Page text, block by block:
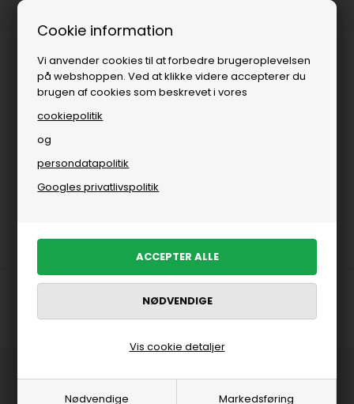
Cookie information
Vi anvender cookies til at forbedre brugeroplevelsen
på webshoppen. Ved at klikke videre accepterer du
brugen af cookies som beskrevet i vores
cookiepolitik
og
persondatapolitik
Googles privatlivspolitik
Nødvendige Markedsføring
Vis cookie detaljer
Brands» Ivylee Copenhagen